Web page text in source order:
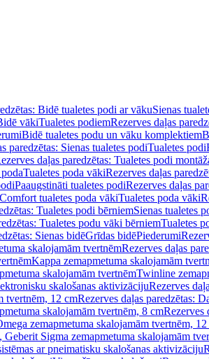
Bidē tualetes podi ar vākuSienas
vākiTualetes podiemRezerves daļas
Bidē tualetes podu un vāku komplektiem
paredzētas: Sienas tualetes podiTualetes podi
daļas paredzētas: Tualetes podi
Tualetes poda vākiRezerves daļas
Paaugstināti tualetes podiRezerves daļas
tualetes poda vākiTualetes poda vāki
Tualetes podi bērniemSienas tualetes
Tualetes podu vāki bērniemTualetes
Sienas bidēGrīdas bidēPiederumi
skalojamām tvertnēmRezerves daļas
Kappa zemapmetuma skalojamām
skalojamām tvertnēmTwinline
skalošanas aktivizācijuRezerves
tvertnēm, 12 cmRezerves daļas paredzētas:
skalojamām tvertnēm, 8 cmRezerves
zemapmetuma skalojamām tvertnēm,
Sigma zemapmetuma skalojamām
ar pneimatisku skalošanas aktivizāciju